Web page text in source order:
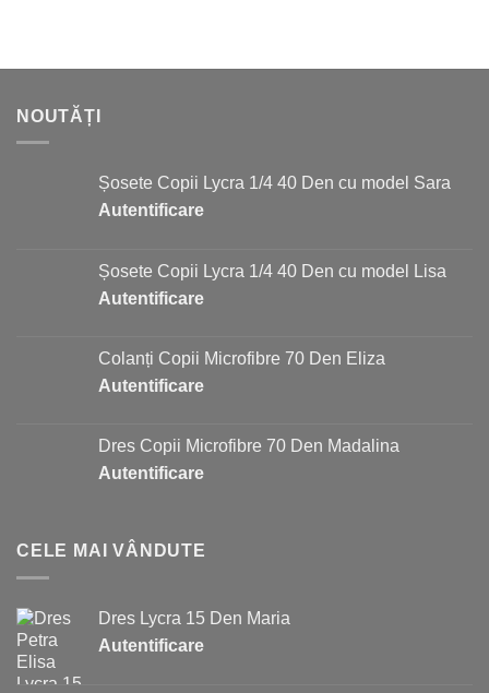
NOUTĂȚI
Șosete Copii Lycra 1/4 40 Den cu model Sara
Autentificare
Șosete Copii Lycra 1/4 40 Den cu model Lisa
Autentificare
Colanți Copii Microfibre 70 Den Eliza
Autentificare
Dres Copii Microfibre 70 Den Madalina
Autentificare
CELE MAI VÂNDUTE
Dres Lycra 15 Den Maria
Autentificare